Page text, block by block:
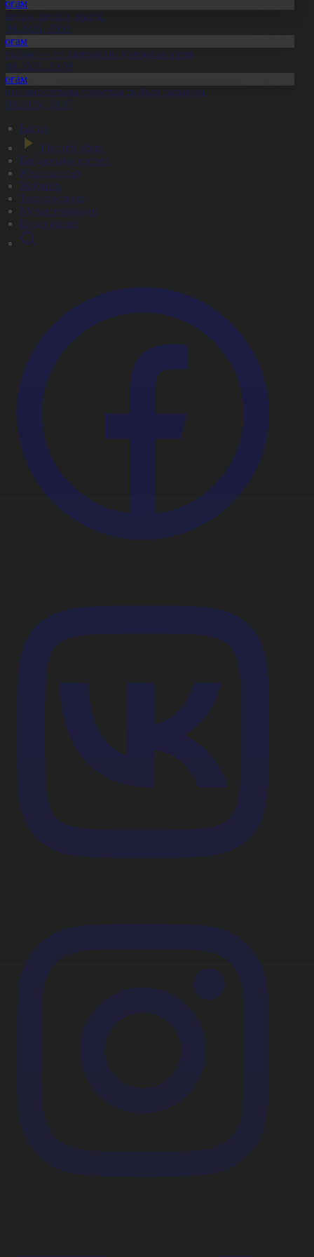
өндіріс өрледі
20:11
— ел дамуының қозғаушы күші
20:09
импортына уақытша тыйым салынды
20:07
Басты
Тікелей эфир
Бағдарлама кестесі
Жаңалықтар
Жобалар
Телехикаялар
Мультсериалдар
Видеоархив